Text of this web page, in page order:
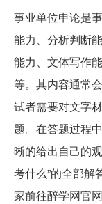
事业单位申论是
能力、分析判断
能力、文体写作
等。其内容通常
试者需要对文字
题。在答题过程
晰的给出自己的
考什么”的全部解
家前往醉学网官网